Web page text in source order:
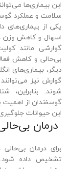
این بیماری‌ها
سلامت و عملکرد
یکی از بیماری‌های
اسهال و کاهش وزن
گوارشی مانند
بی‌حالی و کاهش
دیگر، بیماری‌های
گوارش نیز
شوند. بنابراین،
گوسفندان از اهمیت
این حیوانات
درمان
برای درمان
تشخیص داده